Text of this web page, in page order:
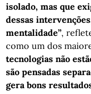
isolado, mas que
dessas
mentalidade”,
como um dos
tecnologias não
são pensadas
gera bons